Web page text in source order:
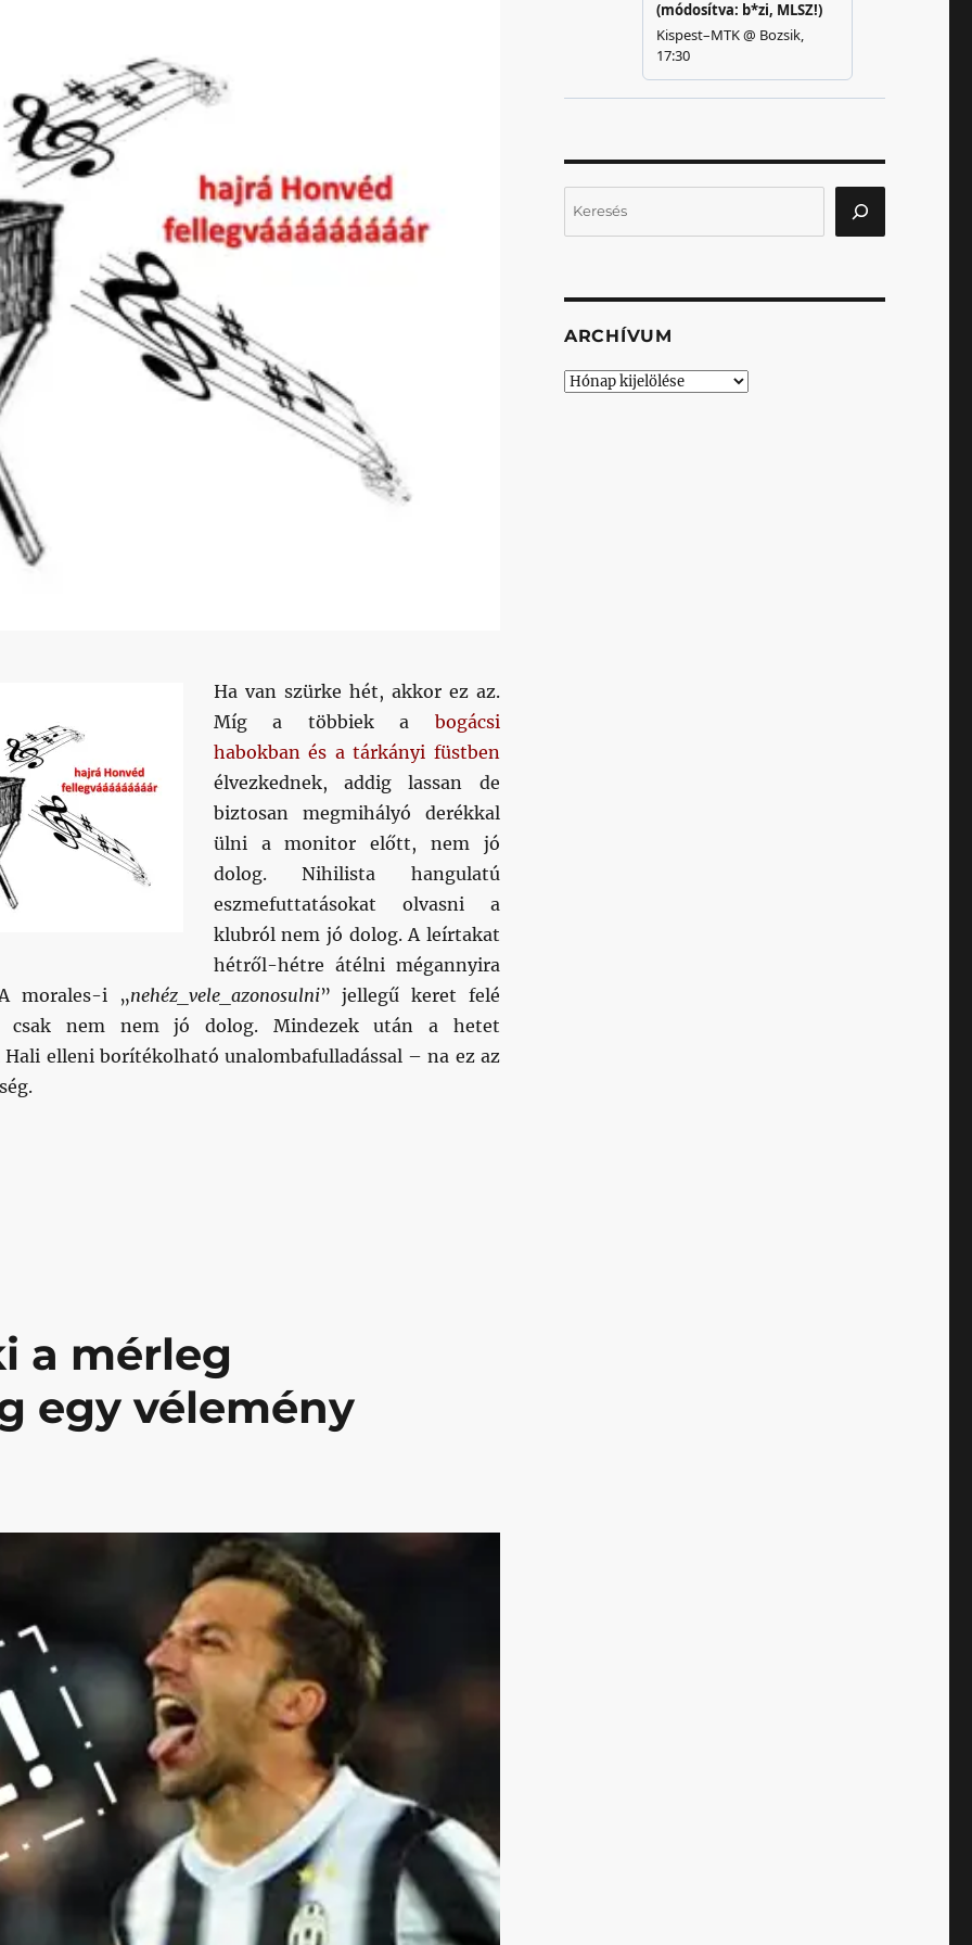
Ha van szürke hét, akkor ez az.
Míg a többiek a bogácsi
habokban és a tárkányi füstben
élvezkednek, addig lassan de
biztosan megmihályó derékkal
ülni a monitor előtt, nem jó
dolog. Nihilista hangulatú
eszmefuttatásokat olvasni a
klubról nem jó dolog. A leírtakat
hétről-hétre átélni mégannyira
morales-i „nehéz_vele_azonosulni” jellegű keret felé
csak nem nem jó dolog. Mindezek után a hetet
elleni borítékolható unalombafulladással – na ez az
a mérleg
egy vélemény
ARCHÍVUM
Archívum